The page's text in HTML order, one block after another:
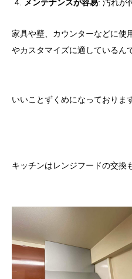
メンテナンスが容易: 汚れが
家具や壁、カウンターなどに使
やカスタマイズに適しているん
いいことずくめになっておりま
キッチンはレンジフードの交換